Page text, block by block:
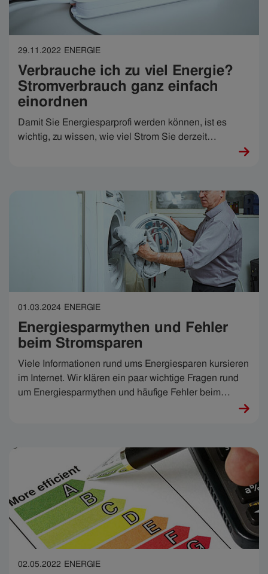
29.11.2022 ENERGIE
Verbrauche ich zu viel Energie?
Stromverbrauch ganz einfach
einordnen
Damit Sie Energiesparprofi werden können, ist es
wichtig, zu wissen, wie viel Strom Sie derzeit
verbrauchen. Und – noch wichtiger – einzuordnen, ob
durchschnittlich verbrauchen. So können Sie Ihren
persönlichen Energieverbrauch ganz einfach
einordnen: Sind Sie Energiesparprofi oder können Sie
noch an einigen Schrauben drehen, um Ihr Zuhause
oder Ihr Büro energieeffizienter zu machen?
01.03.2024 ENERGIE
Energiesparmythen und Fehler
beim Stromsparen
Viele Informationen rund ums Energiesparen kursieren
im Internet. Wir klären ein paar wichtige Fragen rund
um Energiesparmythen und häufige Fehler beim
02.05.2022 ENERGIE